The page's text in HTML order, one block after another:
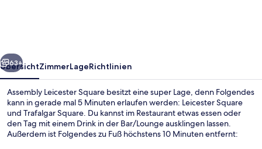
Weiter
63+
ÜbersichtZimmerLageRichtlinien
Assembly Leicester Square besitzt eine super Lage, denn Folgendes
kann in gerade mal 5 Minuten erlaufen werden: Leicester Square
und Trafalgar Square. Du kannst im Restaurant etwas essen oder
den Tag mit einem Drink in der Bar/Lounge ausklingen lassen.
Außerdem ist Folgendes zu Fuß höchstens 10 Minuten entfernt: